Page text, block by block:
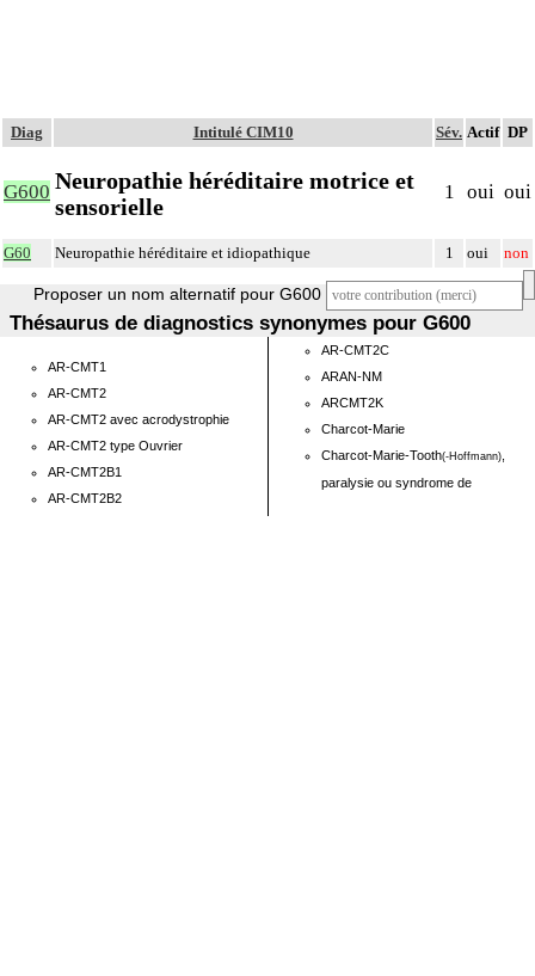
Diag Intitulé CIM10 Sév. Actif DP
G600 Neuropathie héréditaire motrice et
sensorielle
1 oui oui
G60 Neuropathie héréditaire et idiopathique 1 oui non
Proposer un nom alternatif pour G600
Thésaurus de diagnostics synonymes pour G600
AR-CMT1
AR-CMT2
AR-CMT2 avec acrodystrophie
AR-CMT2 type Ouvrier
AR-CMT2B1
AR-CMT2B2
AR-CMT2C
ARAN-NM
ARCMT2K
Charcot-Marie
Charcot-Marie-Tooth(-Hoffmann)
paralysie ou syndrome de